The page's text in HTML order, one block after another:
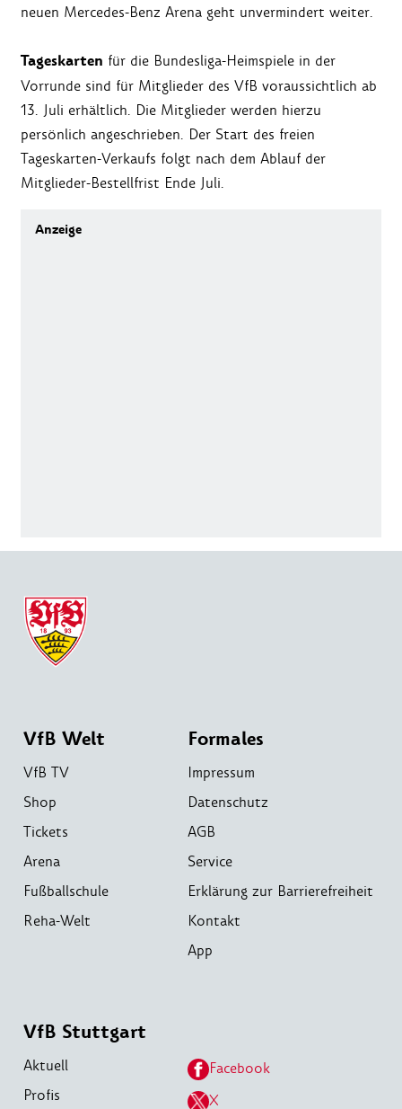
neuen Mercedes-Benz Arena geht unvermindert weiter.
Tageskarten für die Bundesliga-Heimspiele in der
Vorrunde sind für Mitglieder des VfB voraussichtlich ab
13. Juli erhältlich. Die Mitglieder werden hierzu
persönlich angeschrieben. Der Start des freien
Tageskarten-Verkaufs folgt nach dem Ablauf der
Mitglieder-Bestellfrist Ende Juli.
VfB Welt
VfB TV
Shop
Tickets
Arena
Fußballschule
Reha-Welt
Formales
Impressum
Datenschutz
AGB
Service
Erklärung zur Barrierefreiheit
Kontakt
App
VfB Stuttgart
Aktuell
Profis
Facebook
X